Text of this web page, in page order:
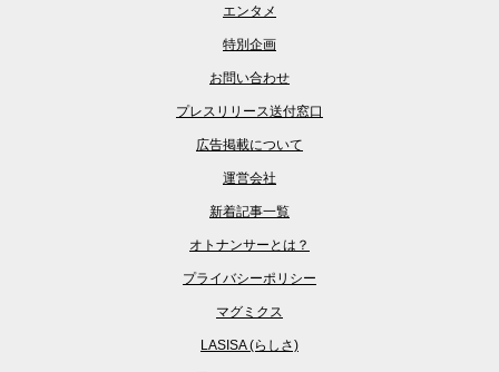
エンタメ
特別企画
お問い合わせ
プレスリリース送付窓口
広告掲載について
運営会社
新着記事一覧
オトナンサーとは？
プライバシーポリシー
マグミクス
LASISA (らしさ)